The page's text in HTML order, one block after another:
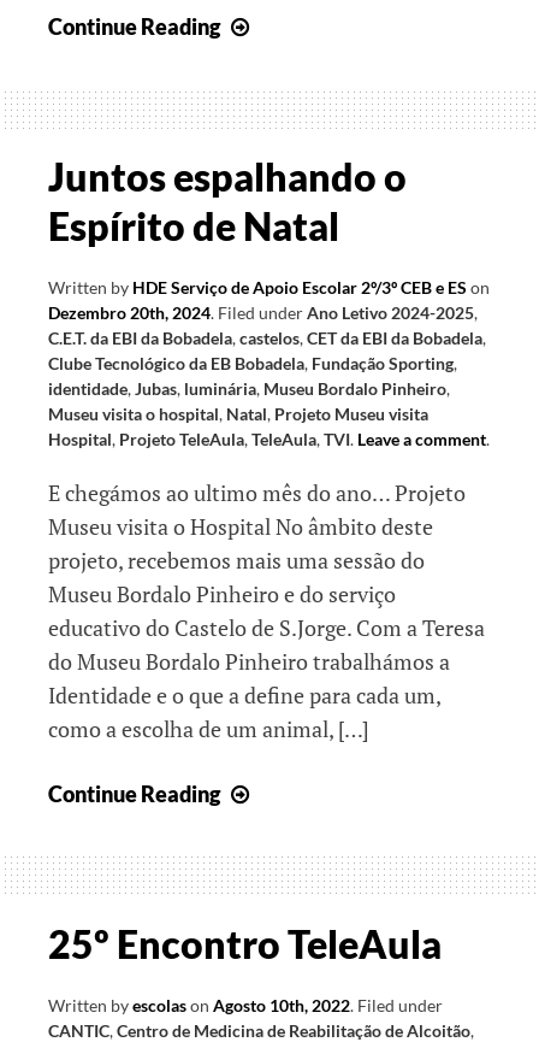
Continue Reading
Espírito
de
Juntos espalhando o
Espírito de Natal
Written by HDE Serviço de Apoio Escolar 2º/3º CEB e ES on
Dezembro 20th, 2024. Filed underAno Letivo 2024-2025,
C.E.T. da EBI da Bobadela,castelos,CET da EBI da Bobadela,
Clube Tecnológico da EB Bobadela, Fundação Sporting,
identidade,Jubas, luminária, Museu Bordalo Pinheiro,
Museu visita o hospital, Natal, Projeto Museu visita
Hospital, Projeto TeleAula,TeleAula,TVI. Leave a comment.
E chegámos ao ultimo mês do ano… Projeto
Museu visita o Hospital No âmbito deste
projeto, recebemos mais uma sessão do
Museu Bordalo Pinheiro e do serviço
educativo do Castelo de S.Jorge. Com a Teresa
do Museu Bordalo Pinheiro trabalhámos a
Identidade e o que a define para cada um,
como a escolha de um animal, […]
Continue Reading
o
Espírito
Natal
25º Encontro TeleAula
Written byescolason Agosto 10th, 2022. Filed under
CANTIC,Centro de Medicina de Reabilitação de Alcoitão,